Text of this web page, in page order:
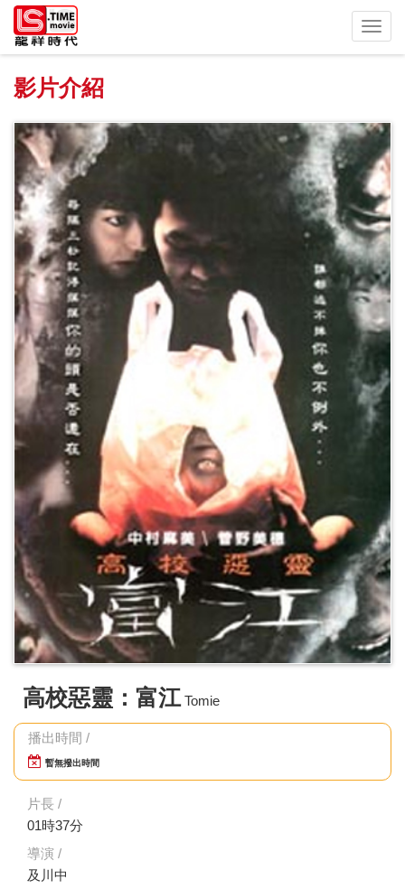
影片介紹
高校惡靈：富江 Tomie
播出時間 /
暫無撥出時間
片長 /
01時37分
導演 /
及川中